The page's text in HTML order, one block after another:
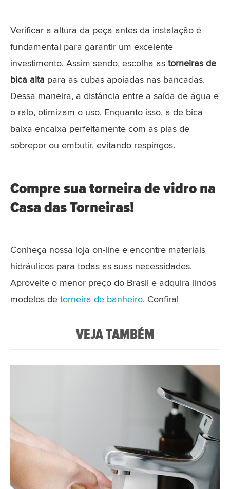
Verificar a altura da peça antes da instalação é
fundamental para garantir um excelente
investimento. Assim sendo, escolha as torneiras de
bica alta para as cubas apoiadas nas bancadas.
Dessa maneira, a distância entre a saída de água e
o ralo, otimizam o uso. Enquanto isso, a de bica
baixa encaixa perfeitamente com as pias de
sobrepor ou embutir, evitando respingos.
Compre sua torneira de vidro na
Casa das Torneiras!
Conheça nossa loja on-line e encontre materiais
hidráulicos para todas as suas necessidades.
Aproveite o menor preço do Brasil e adquira lindos
modelos de torneira de banheiro. Confira!
VEJA TAMBÉM